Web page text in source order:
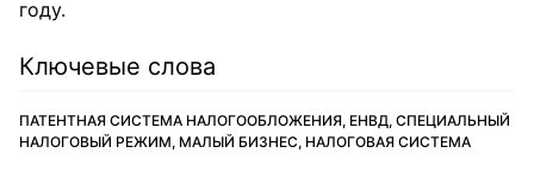
году.
Ключевые слова
ПАТЕНТНАЯ СИСТЕМА НАЛОГООБЛОЖЕНИЯ, ЕНВД, СПЕЦИАЛЬНЫЙ
НАЛОГОВЫЙ РЕЖИМ, МАЛЫЙ БИЗНЕС, НАЛОГОВАЯ СИСТЕМА